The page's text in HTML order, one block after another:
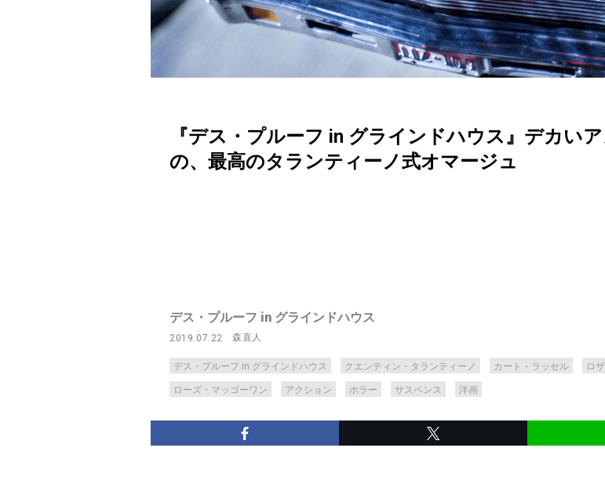
『デス・プルーフ in グラインドハウス』デカい
の、最高のタランティーノ式オマージュ
デス・プルーフ in グラインドハウス
2019.07.22 森直人
デス・プルーフ in グラインドハウス クエンティン・タランティーノ カート・ラッセル ロ
ローズ・マッゴーワン アクション ホラー サスペンス 洋画